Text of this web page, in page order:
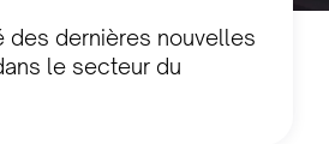
des dernières nouvelles
le secteur du